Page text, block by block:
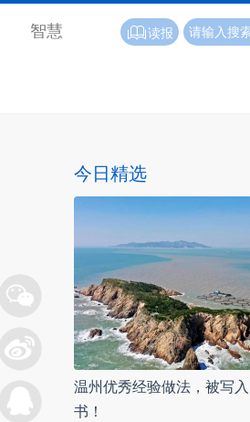
智慧 读报
今日精选
温州优秀经验做法，被写
书！